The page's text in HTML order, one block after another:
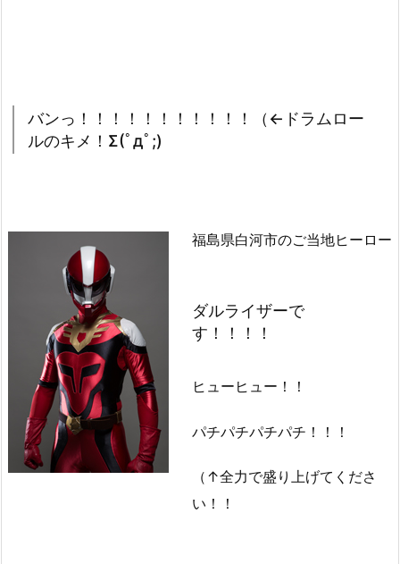
バンっ！！！！！！！！！！！（←ドラムロー
ルのキメ！Σ(ﾟдﾟ;)
福島県白河市のご当地ヒーロー
ダルライザーで
す！！！！
ヒューヒュー！！
パチパチパチパチ！！！
（↑全力で盛り上げてくださ
い！！